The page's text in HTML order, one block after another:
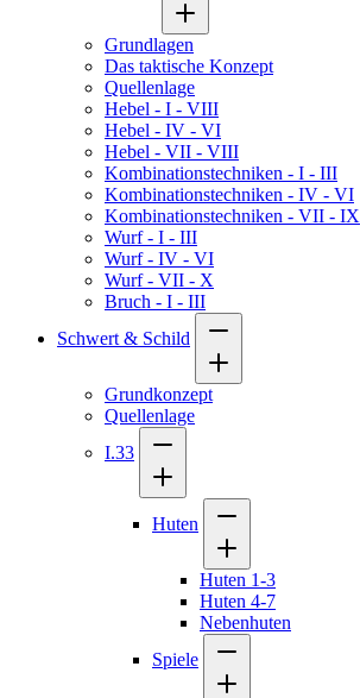
Grundlagen
Das taktische Konzept
Quellenlage
Hebel - I - VIII
Hebel - IV - VI
Hebel - VII - VIII
Kombinationstechniken - I - III
Kombinationstechniken - IV - VI
Kombinationstechniken - VII - IX
Wurf - I - III
Wurf - IV - VI
Wurf - VII - X
Bruch - I - III
Schwert & Schild
Grundkonzept
Quellenlage
I.33
Huten
Huten 1-3
Huten 4-7
Nebenhuten
Spiele